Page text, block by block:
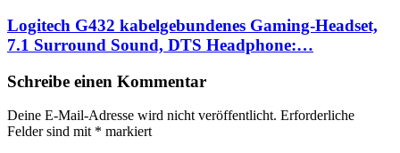
Logitech G432 kabelgebundenes Gaming-Headset,
7.1 Surround Sound, DTS Headphone:…
Schreibe einen Kommentar
Deine E-Mail-Adresse wird nicht veröffentlicht. Erforderliche
Felder sind mit * markiert